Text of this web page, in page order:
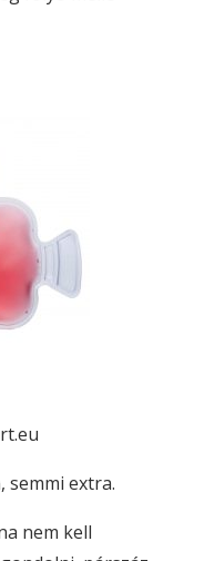
semmi extra.
nem kell